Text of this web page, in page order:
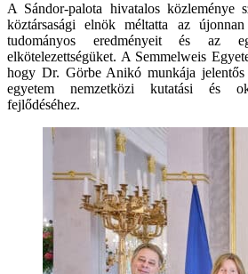
A Sándor-palota hivatalos közleménye
köztársasági elnök méltatta az
tudományos eredményeit és az
elkötelezettségüket. A Semmelweis
hogy Dr. Görbe Anikó munkája jelentős
egyetem nemzetközi kutatási és
fejlődéséhez.